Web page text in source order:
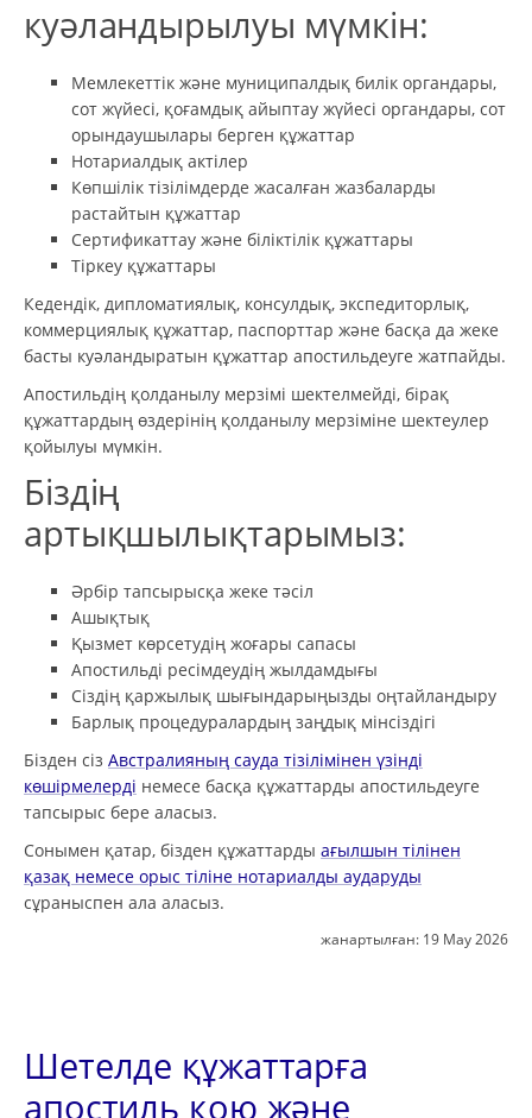
куәландырылуы мүмкін:
Мемлекеттік және муниципалдық билік органдары,
сот жүйесі, қоғамдық айыптау жүйесі органдары, сот
орындаушылары берген құжаттар
Нотариалдық актілер
Көпшілік тізілімдерде жасалған жазбаларды
растайтын құжаттар
Сертификаттау және біліктілік құжаттары
Тіркеу құжаттары
Кедендік, дипломатиялық, консулдық, экспедиторлық,
коммерциялық құжаттар, паспорттар және басқа да жеке
басты куәландыратын құжаттар апостильдеуге жатпайды.
Апостильдің қолданылу мерзімі шектелмейді, бірақ
құжаттардың өздерінің қолданылу мерзіміне шектеулер
қойылуы мүмкін.
Біздің
артықшылықтарымыз:
Әрбір тапсырысқа жеке тәсіл
Ашықтық
Қызмет көрсетудің жоғары сапасы
Апостильді ресімдеудің жылдамдығы
Сіздің қаржылық шығындарыңызды оңтайландыру
Барлық процедуралардың заңдық мінсіздігі
Бізден сіз Австралияның сауда тізілімінен үзінді
көшірмелерді немесе басқа құжаттарды апостильдеуге
тапсырыс бере аласыз.
Сонымен қатар, бізден құжаттарды ағылшын тілінен
қазақ немесе орыс тіліне нотариалды аударуды
сұраныспен ала аласыз.
жанартылған: 19 May 2026
Шетелде құжаттарға
апостиль қою және